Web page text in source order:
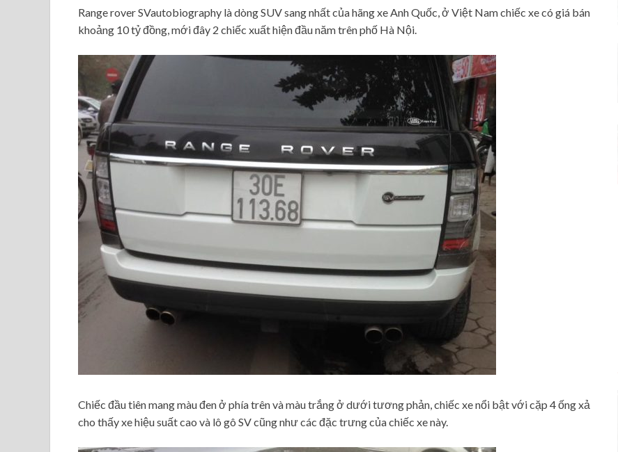
Range rover SVautobiography là dòng SUV sang nhất của hãng xe Anh Quốc, ở Việt Nam chiếc xe có giá bán
khoảng 10 tỷ đồng, mới đây 2 chiếc xuất hiện đầu năm trên phố Hà Nội.
Chiếc đầu tiên mang màu đen ở phía trên và màu trắng ở dưới tương phản, chiếc xe nổi bật với cặp 4 ống xả
cho thấy xe hiệu suất cao và lô gô SV cũng như các đặc trưng của chiếc xe này.